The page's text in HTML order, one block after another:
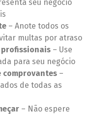
seu negócio
– Anote todos os
multas por atraso
profissionais – Use
para seu negócio
comprovantes –
de todas as
– Não espere